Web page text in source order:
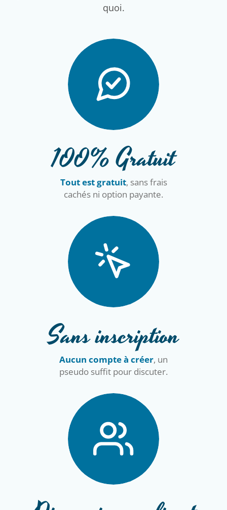
quoi.
100% Gratuit
Tout est gratuit, sans frais
cachés ni option payante.
Sans inscription
Aucun compte à créer, un
pseudo suffit pour discuter.